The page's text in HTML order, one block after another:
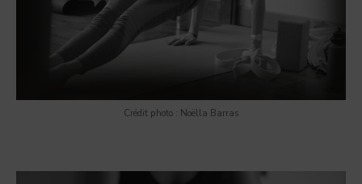
Crédit photo : Noëlla Barras